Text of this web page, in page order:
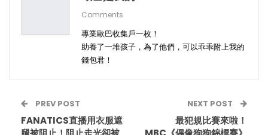
Comments
專業歐巴收集戶一枚！
助養了一堆孩子，為了他們，可以乖乖附上我的
錢包君！
PREV POST
FANATICS直播用衣服遮
NEXT POST
最犯規比賽來啦！